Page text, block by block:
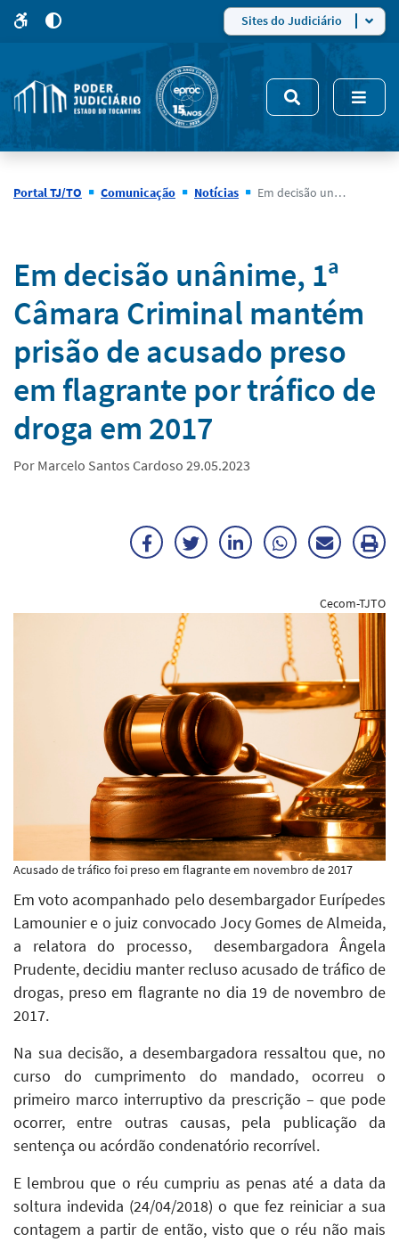
site
5
modo
de
alto
Sites do Judiciário
Portal TJ/TO Comunicação Notícias Em decisão unânime, 1ª Câmara Criminal mantém prisão de acusado preso em flagrante por tráfico de droga em 2017
Notícias
Em decisão unânime, 1ª
Câmara Criminal mantém
prisão de acusado preso
em flagrante por tráfico de
droga em 2017
Por Marcelo Santos Cardoso 29.05.2023
FacebookTwitterLinkedInWhatsApp
Enviar
E-
mail
Cecom-TJTO
Acusado de tráfico foi preso em flagrante em novembro de 2017
Em voto acompanhado pelo desembargador Eurípedes
Lamounier e o juiz convocado Jocy Gomes de Almeida,
a relatora do processo, desembargadora Ângela
Prudente, decidiu manter recluso acusado de tráfico de
drogas, preso em flagrante no dia 19 de novembro de
2017.
Na sua decisão, a desembargadora ressaltou que, no
curso do cumprimento do mandado, ocorreu o
primeiro marco interruptivo da prescrição – que pode
ocorrer, entre outras causas, pela publicação da
sentença ou acórdão condenatório recorrível.
E lembrou que o réu cumpriu as penas até a data da
soltura indevida (24/04/2018) o que fez reiniciar a sua
contagem a partir de então, visto que o réu não mais